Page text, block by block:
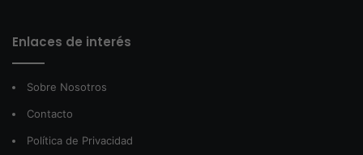
Enlaces de interés
Sobre Nosotros
Contacto
Política de Privacidad